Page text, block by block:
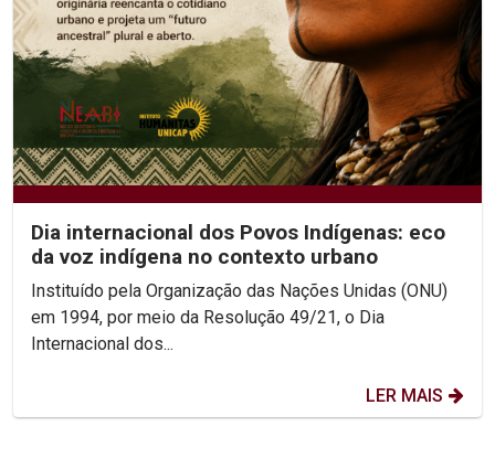
Dia internacional dos Povos Indígenas: eco
da voz indígena no contexto urbano
Instituído pela Organização das Nações Unidas (ONU)
em 1994, por meio da Resolução 49/21, o Dia
Internacional dos...
LER MAIS